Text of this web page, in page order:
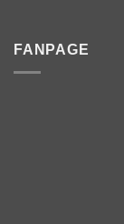
FANPAGE